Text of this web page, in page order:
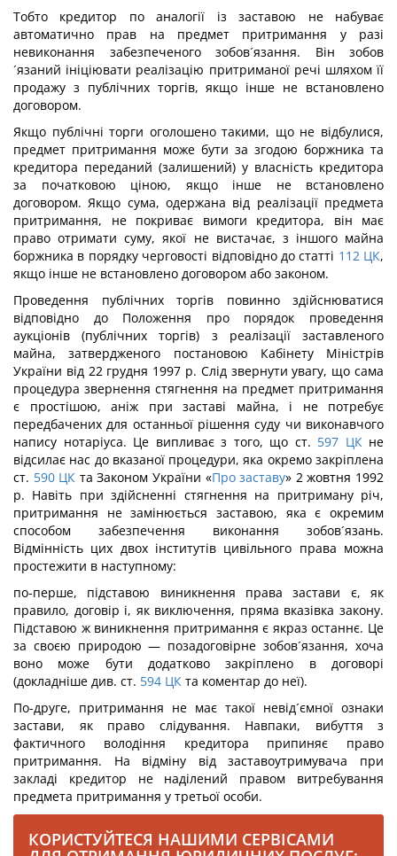
Тобто кредитор по аналогії із заставою не набуває
автоматично прав на предмет притримання у разі
невиконання забезпеченого зобов´язання. Він зобов
´язаний ініціювати реалізацію притриманої речі шляхом її
продажу з публічних торгів, якщо інше не встановлено
договором.
Якщо публічні торги оголошено такими, що не відбулися,
предмет притримання може бути за згодою боржника та
кредитора переданий (залишений) у власність кредитора
за початковою ціною, якщо інше не встановлено
договором. Якщо сума, одержана від реалізації предмета
притримання, не покриває вимоги кредитора, він має
право отримати суму, якої не вистачає, з іншого майна
боржника в порядку черговості відповідно до статті 112 ЦК,
якщо інше не встановлено договором або законом.
Проведення публічних торгів повинно здійснюватися
відповідно до Положення про порядок проведення
аукціонів (публічних торгів) з реалізації заставленого
майна, затвердженого постановою Кабінету Міністрів
України від 22 грудня 1997 р. Слід звернути увагу, що сама
процедура звернення стягнення на предмет притримання
є простішою, аніж при заставі майна, і не потребує
передбачених для останньої рішення суду чи виконавчого
напису нотаріуса. Це випливає з того, що ст. 597 ЦКне
відсилає нас до вказаної процедури, яка окремо закріплена
ст. 590 ЦК та Законом України «Про заставу» 2 жовтня 1992
р. Навіть при здійсненні стягнення на притриману річ,
притримання не замінюється заставою, яка є окремим
способом забезпечення виконання зобов´язань.
Відмінність цих двох інститутів цивільного права можна
простежити в наступному:
по-перше, підставою виникнення права застави є, як
правило, договір і, як виключення, пряма вказівка закону.
Підставою ж виникнення притримання є якраз останнє. Це
за своєю природою — позадоговірне зобов´язання, хоча
воно може бути додатково закріплено в договорі
(докладніше див. ст. 594 ЦК та коментар до неї).
По-друге, притримання не має такої невід´ємної ознаки
застави, як право слідування. Навпаки, вибуття з
фактичного володіння кредитора припиняє право
притримання. На відміну від заставоутримувача при
закладі кредитор не наділений правом витребування
предмета притримання у третьої особи.
КОРИСТУЙТЕСЯ НАШИМИ СЕРВІСАМИ